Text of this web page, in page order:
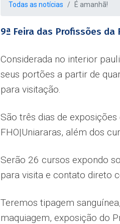
Todas as notícias É amanhã!
9ª Feira das Profissões
Considerada no interior
seus portões a partir de
para visitação.
São três dias de
FHO|Uniararas, além dos
Serão 26 cursos expondo
para visita e contato direto
Teremos tipagem
maquiagem, exposição do